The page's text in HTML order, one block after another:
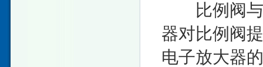
比例阀与
器对比例阀
电子放大器